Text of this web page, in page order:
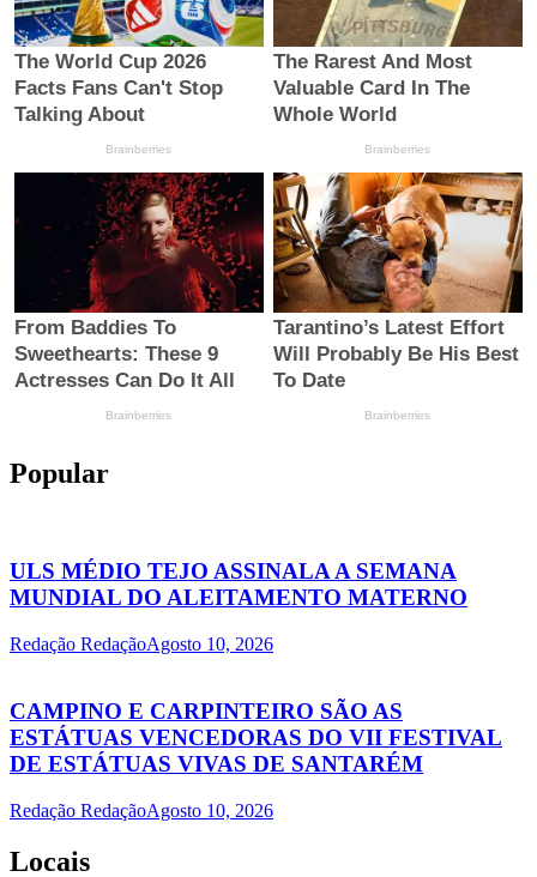
Popular
ULS MÉDIO TEJO ASSINALA A SEMANA
MUNDIAL DO ALEITAMENTO MATERNO
Redação RedaçãoAgosto 10, 2026
CAMPINO E CARPINTEIRO SÃO AS
ESTÁTUAS VENCEDORAS DO VII FESTIVAL
DE ESTÁTUAS VIVAS DE SANTARÉM
Redação RedaçãoAgosto 10, 2026
Locais